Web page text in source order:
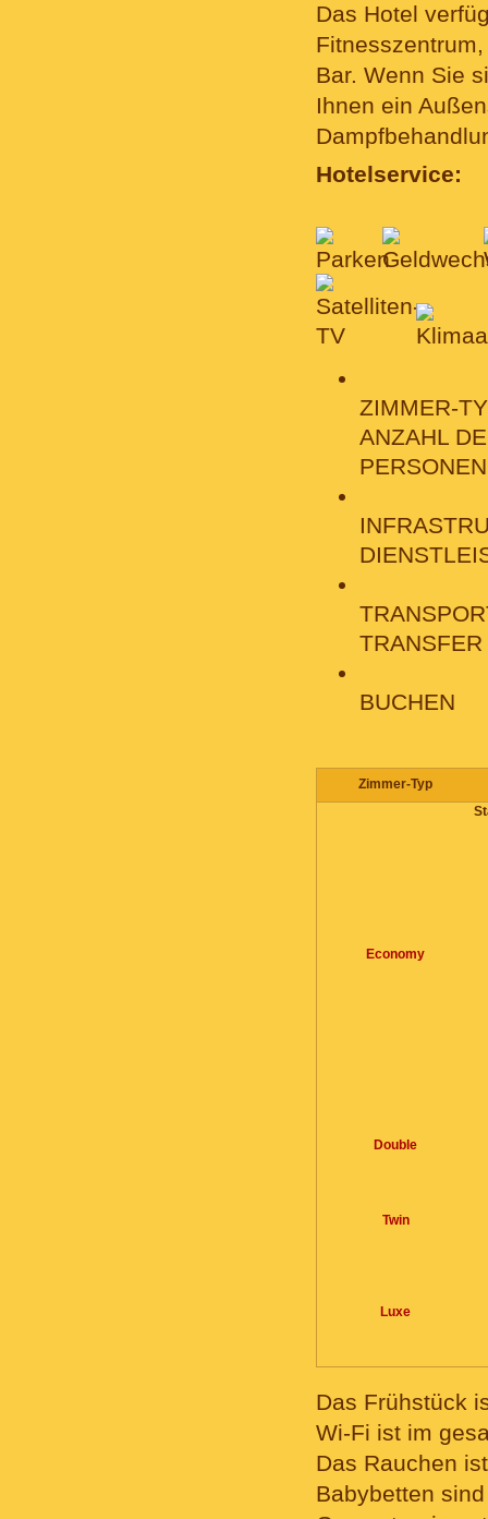
Das Hotel
Bar. Wenn Sie
Ihnen ein
Hotelservice:
ZIMMER-
ANZAHL
PERSONEN
TRANSFER
BUCHEN
Zimmer-Typ
Economy
Double
Twin
Luxe
Das Frühstück
Wi-Fi ist im
Das Rauchen
Babybetten